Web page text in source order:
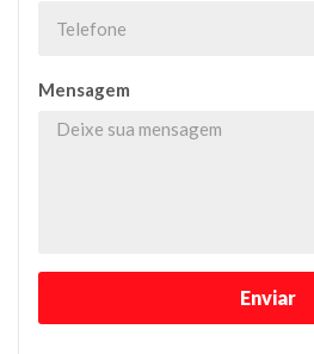
Mensagem